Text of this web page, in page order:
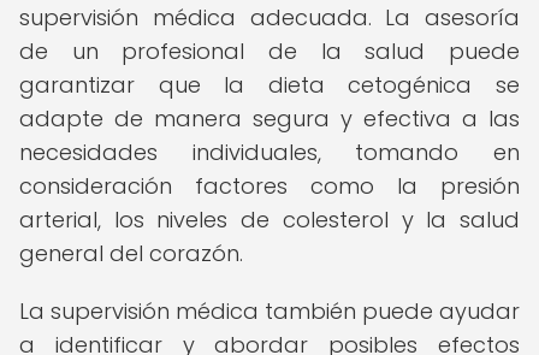
supervisión médica adecuada. La asesoría
de un profesional de la salud puede
garantizar que la dieta cetogénica se
adapte de manera segura y efectiva a las
necesidades individuales, tomando en
consideración factores como la presión
arterial, los niveles de colesterol y la salud
general del corazón.
La supervisión médica también puede ayudar
a identificar y abordar posibles efectos